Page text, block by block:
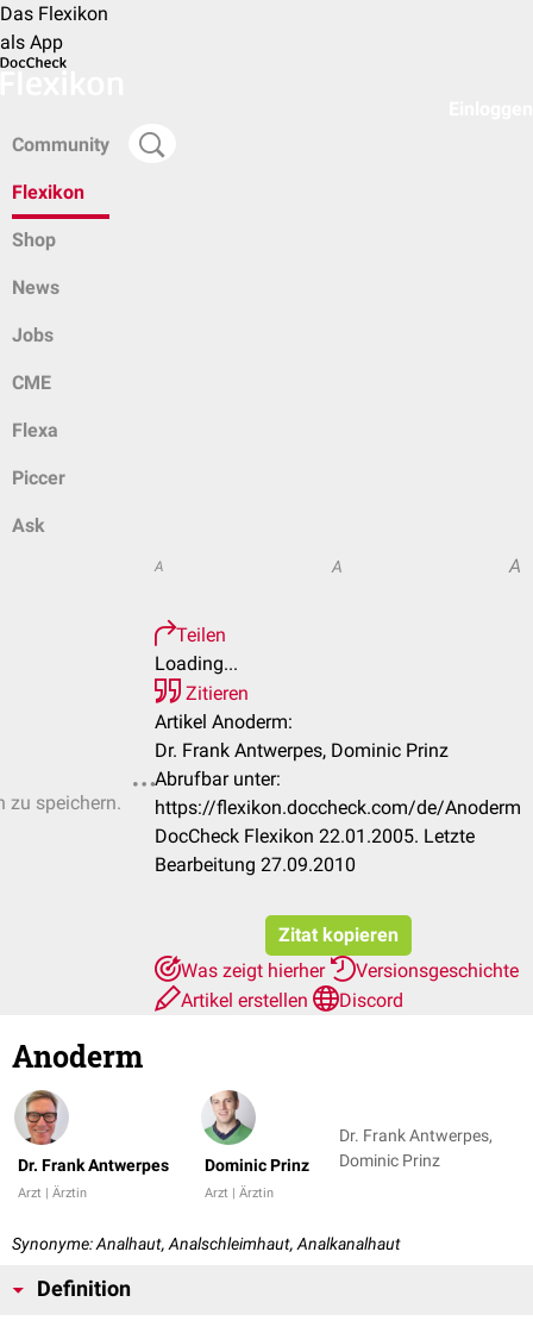
Das Flexikon
als App
Community
Flexikon
Shop
News
Jobs
CME
Flexa
Piccer
Ask
zu speichern.
A A A
Teilen
Loading...
Zitieren
Artikel Anoderm:
Dr. Frank Antwerpes, Dominic Prinz
Abrufbar unter:
https://flexikon.doccheck.com/de/Anoderm
DocCheck Flexikon 22.01.2005. Letzte
Bearbeitung 27.09.2010
Zitat kopieren
Was zeigt hierher
Versionsgeschichte
Artikel erstellen
Discord
Anoderm
Dr. Frank Antwerpes
Arzt | Ärztin
Dominic Prinz
Arzt | Ärztin
Dr. Frank Antwerpes,
Dominic Prinz
Synonyme: Analhaut, Analschleimhaut, Analkanalhaut
Definition